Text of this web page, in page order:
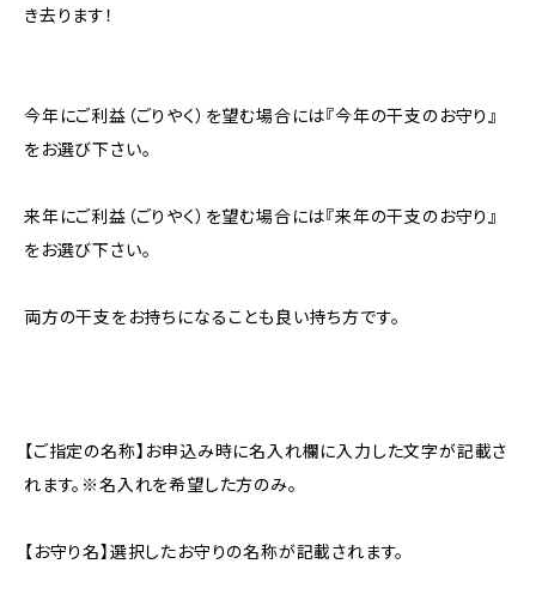
き去ります！
今年にご利益（ごりやく）を望む場合には『今年の干支のお守り』
をお選び下さい。
来年にご利益（ごりやく）を望む場合には『来年の干支のお守り』
をお選び下さい。
両方の干支をお持ちになることも良い持ち方です。
【ご指定の名称】お申込み時に名入れ欄に入力した文字が記載さ
れます。※名入れを希望した方のみ。
【お守り名】選択したお守りの名称が記載されます。